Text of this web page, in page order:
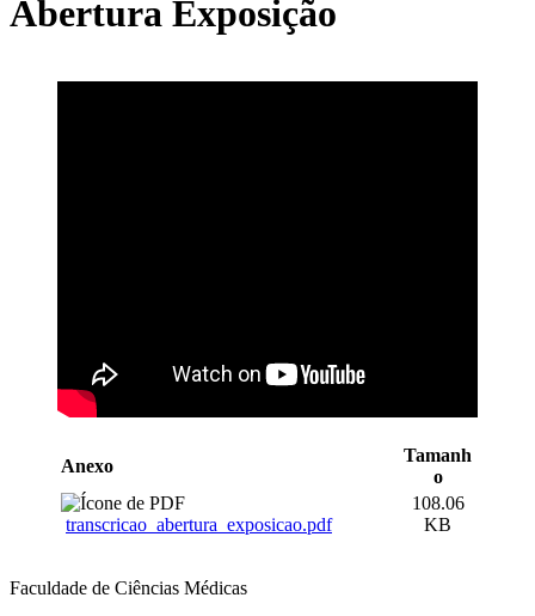
Abertura Exposição
Anexo
Tamanh
o
transcricao_abertura_exposicao.pdf
108.06
KB
Faculdade de Ciências Médicas